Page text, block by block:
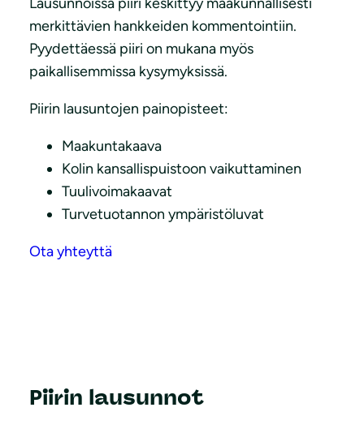
merkittävien hankkeiden kommentointiin.
Pyydettäessä piiri on mukana myös
paikallisemmissa kysymyksissä.
Piirin lausuntojen painopisteet:
Maakuntakaava
Kolin kansallispuistoon vaikuttaminen
Tuulivoimakaavat
Turvetuotannon ympäristöluvat
Ota yhteyttä
Piirin lausunnot